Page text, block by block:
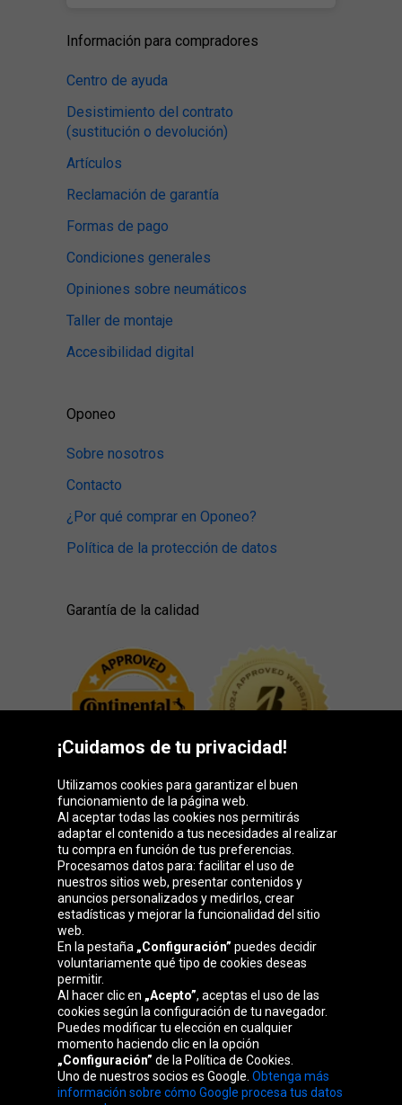
Información para compradores
Centro de ayuda
Desistimiento del contrato
(sustitución o devolución)
Artículos
Reclamación de garantía
Formas de pago
Condiciones generales
Opiniones sobre neumáticos
Taller de montaje
Accesibilidad digital
Oponeo
Sobre nosotros
Contacto
¿Por qué comprar en Oponeo?
Política de la protección de datos
Garantía de la calidad
Grupo Oponeo
Belgique
republika
France Italia Magyarország Nederland
Österreich Polska
Slovenská
republika
United
Kingdom
¡Cuidamos de tu privacidad!
Utilizamos cookies para garantizar el buen
funcionamiento de la página web.
Al aceptar todas las cookies nos permitirás
adaptar el contenido a tus necesidades al realizar
tu compra en función de tus preferencias.
Procesamos datos para: facilitar el uso de
nuestros sitios web, presentar contenidos y
anuncios personalizados y medirlos, crear
estadísticas y mejorar la funcionalidad del sitio
web.
En la pestaña „Configuración” puedes decidir
voluntariamente qué tipo de cookies deseas
permitir.
Al hacer clic en „Acepto”, aceptas el uso de las
cookies según la configuración de tu navegador.
Puedes modificar tu elección en cualquier
momento haciendo clic en la opción
„Configuración” de la Política de Cookies.
Uno de nuestros socios es Google. Obtenga más
información sobre cómo Google procesa tus datos